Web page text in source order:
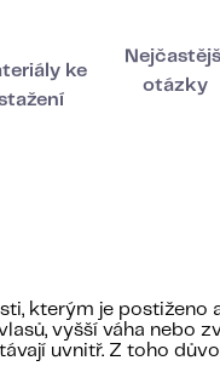
ke
otázky
kterým je postiženo
vyšší váha nebo
uvnitř. Z toho